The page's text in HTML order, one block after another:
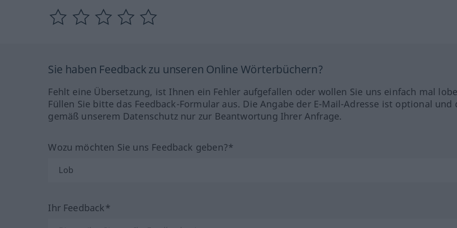
Sie haben Feedback zu unseren Online Wörterbüchern?
Fehlt eine Übersetzung, ist Ihnen ein Fehler aufgefallen oder wollen Sie uns einfach mal
Füllen Sie bitte das Feedback-Formular aus. Die Angabe der E-Mail-Adresse ist optional und
gemäß unserem Datenschutz nur zur Beantwortung Ihrer Anfrage.
Wozu möchten Sie uns Feedback geben?*
Ihr Feedback*